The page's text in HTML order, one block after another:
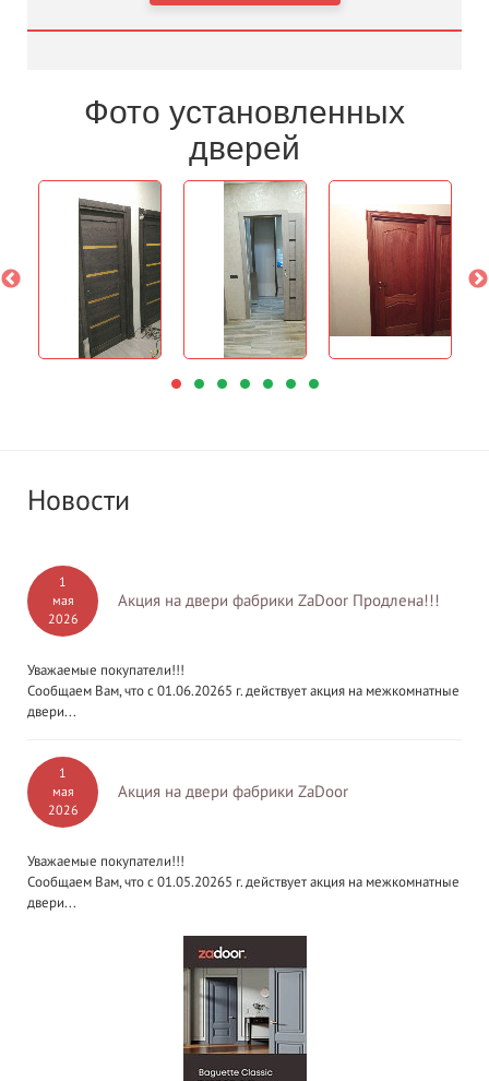
Фото установленных
дверей
Новости
1
мая
2026
Акция на двери фабрики ZaDoor Продлена!!!
Уважаемые покупатели!!!
Сообщаем Вам, что с 01.06.20265 г. действует акция на межкомнатные
двери...
1
мая
2026
Акция на двери фабрики ZaDoor
Уважаемые покупатели!!!
Сообщаем Вам, что с 01.05.20265 г. действует акция на межкомнатные
двери...